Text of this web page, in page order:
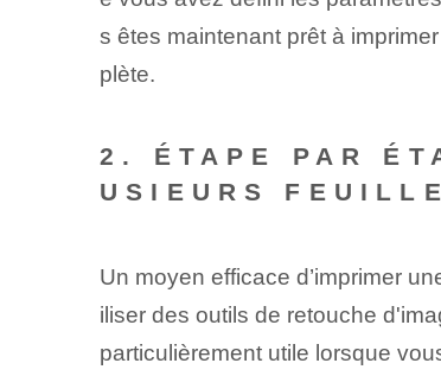
s êtes maintenant prêt à
plète.
2. ÉTAPE PAR
USIEURS
Un moyen efficace d’imprimer
iliser des outils de retouche
particulièrement utile lorsque